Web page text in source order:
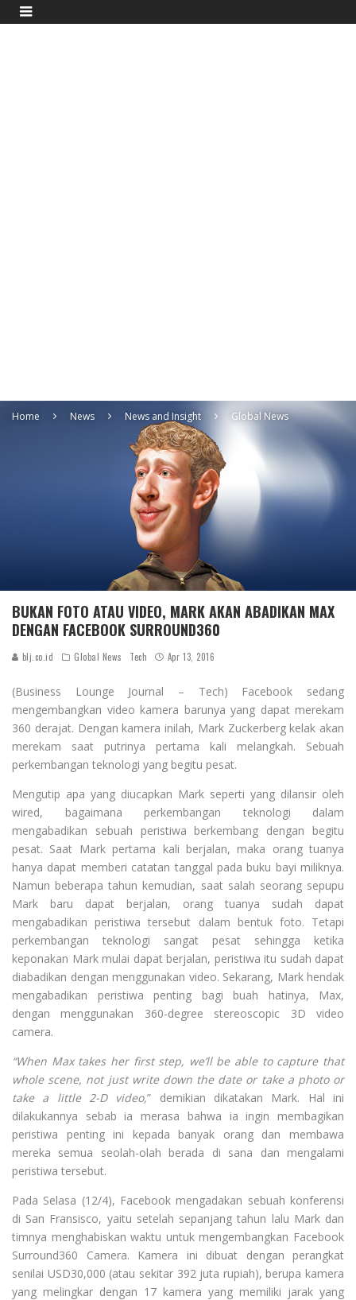
Home News News and Insight Global News
BUKAN FOTO ATAU VIDEO, MARK AKAN ABADIKAN MAX
DENGAN FACEBOOK SURROUND360
blj.co.id Global News Tech Apr 13, 2016
(Business Lounge Journal – Tech) Facebook sedang
mengembangkan video kamera barunya yang dapat merekam
360 derajat. Dengan kamera inilah, Mark Zuckerberg kelak akan
merekam saat putrinya pertama kali melangkah. Sebuah
perkembangan teknologi yang begitu pesat.
Mengutip apa yang diucapkan Mark seperti yang dilansir oleh
wired, bagaimana perkembangan teknologi dalam
mengabadikan sebuah peristiwa berkembang dengan begitu
pesat. Saat Mark pertama kali berjalan, maka orang tuanya
hanya dapat memberi catatan tanggal pada buku bayi miliknya.
Namun beberapa tahun kemudian, saat salah seorang sepupu
Mark baru dapat berjalan, orang tuanya sudah dapat
mengabadikan peristiwa tersebut dalam bentuk foto. Tetapi
perkembangan teknologi sangat pesat sehingga ketika
keponakan Mark mulai dapat berjalan, peristiwa itu sudah dapat
diabadikan dengan menggunakan video. Sekarang, Mark hendak
mengabadikan peristiwa penting bagi buah hatinya, Max,
dengan menggunakan 360-degree stereoscopic 3D video
camera.
“When Max takes her first step, we’ll be able to capture that
whole scene, not just write down the date or take a photo or
take a little 2-D video,” demikian dikatakan Mark. Hal ini
dilakukannya sebab ia merasa bahwa ia ingin membagikan
peristiwa penting ini kepada banyak orang dan membawa
mereka semua seolah-olah berada di sana dan mengalami
peristiwa tersebut.
Pada Selasa (12/4), Facebook mengadakan sebuah konferensi
di San Fransisco, yaitu setelah sepanjang tahun lalu Mark dan
timnya menghabiskan waktu untuk mengembangkan Facebook
Surround360 Camera. Kamera ini dibuat dengan perangkat
senilai USD30,000 (atau sekitar 392 juta rupiah), berupa kamera
yang melingkar dengan 17 kamera yang memiliki jarak yang